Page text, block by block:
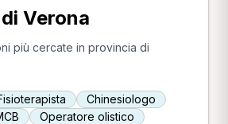
Verona
più cercate in provincia di
Chinesiologo
Operatore olistico